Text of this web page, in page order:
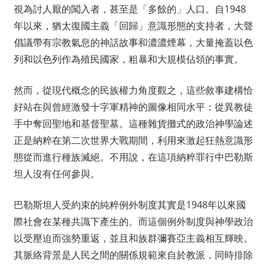
視為討人厭的闖入者，甚至是「多餘的」人口。自1948
年以來，猶太復國主義「回歸」意識形態的支持者，大聲
倡議帶有宗教氣息的神話故事和濃濃煙幕，大量掩蓋以色
列和以色列作為殖民國家，粗暴和大規模佔領的事實。
然而，從現代概念的民族權力角度觀之，這些敘事建構恰
好站在與曾經激發十字軍精神的圖像相同水平：從異教徒
手中奪回聖地和基督聖墓。這種雜貨攤式的政治神學論述
正是納粹在第二次世界大戰期間，利用來激起狂熱意識形
態從而進行種族滅絕。不用說，在這項納粹罪行中巴勒斯
坦人沒有任何參與。
巴勒斯坦人受約束的純粹例外制度其實是1948年以來國
際社會在某種共識下產生的。而這個例外制度與神學政治
以受壓迫而強勢重返，並且和族群彌賽亞主義相互輝映。
其脈絡背景是人民之間的關係規範來自於教派，同時排除